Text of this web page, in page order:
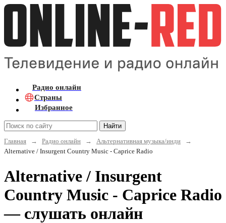
Радио онлайн
Страны
Избранное
Найти
Главная
→ Радио онлайн → Альтернативная музыка/инди
→
Alternative / Insurgent Country Music - Caprice Radio
Alternative / Insurgent
Country Music - Caprice Radio
— слушать онлайн